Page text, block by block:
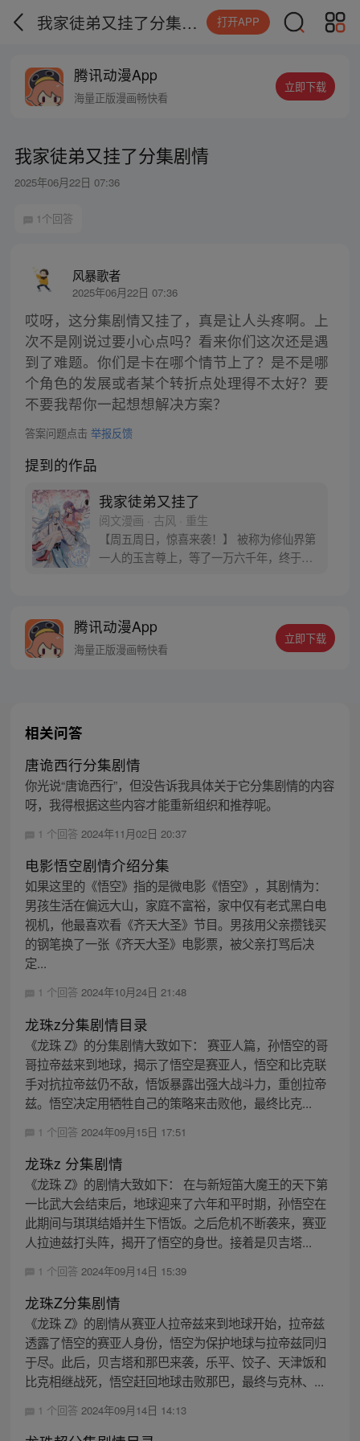
我家徒弟又挂了分集剧情 打开APP
腾讯动漫App
海量正版漫画畅快看
立即下载
我家徒弟又挂了分集剧情
2025年06月22日 07:36
1个回答
风暴歌者
2025年06月22日 07:36
哎呀，这分集剧情又挂了，真是让人头疼啊。上
次不是刚说过要小心点吗？看来你们这次还是遇
到了难题。你们是卡在哪个情节上了？是不是哪
个角色的发展或者某个转折点处理得不太好？要
不要我帮你一起想想解决方案？
答案问题点击 举报反馈
提到的作品
我家徒弟又挂了
阅文漫画 · 古风 · 重生
【周五周日，惊喜来袭！】 被称为修仙界第
一人的玉言尊上，等了一万六千年，终于收
又又收了一个徒弟，接着……她还是挂了！
玉言：…… 徒弟：…… 为什么每次重生，都
腾讯动漫App
海量正版漫画畅快看
立即下载
相关问答
唐诡西行分集剧情
你光说“唐诡西行”，但没告诉我具体关于它分集剧情的内容
呀，我得根据这些内容才能重新组织和推荐呢。
1 个回答 2024年11月02日 20:37
电影悟空剧情介绍分集
如果这里的《悟空》指的是微电影《悟空》，其剧情为：
男孩生活在偏远大山，家庭不富裕，家中仅有老式黑白电
视机，他最喜欢看《齐天大圣》节目。男孩用父亲攒钱买
的钢笔换了一张《齐天大圣》电影票，被父亲打骂后决
定...
1 个回答 2024年10月24日 21:48
龙珠z分集剧情目录
《龙珠 Z》的分集剧情大致如下： 赛亚人篇，孙悟空的哥
哥拉帝兹来到地球，揭示了悟空是赛亚人，悟空和比克联
手对抗拉帝兹仍不敌，悟饭暴露出强大战斗力，重创拉帝
兹。悟空决定用牺牲自己的策略来击败他，最终比克...
1 个回答 2024年09月15日 17:51
龙珠z 分集剧情
《龙珠 Z》的剧情大致如下： 在与新短笛大魔王的天下第
一比武大会结束后，地球迎来了六年和平时期，孙悟空在
此期间与琪琪结婚并生下悟饭。之后危机不断袭来，赛亚
人拉迪兹打头阵，揭开了悟空的身世。接着是贝吉塔...
1 个回答 2024年09月14日 15:39
龙珠Z分集剧情
《龙珠 Z》的剧情从赛亚人拉帝兹来到地球开始，拉帝兹
透露了悟空的赛亚人身份，悟空为保护地球与拉帝兹同归
于尽。此后，贝吉塔和那巴来袭，乐平、饺子、天津饭和
比克相继战死，悟空赶回地球击败那巴，最终与克林、...
1 个回答 2024年09月14日 14:13